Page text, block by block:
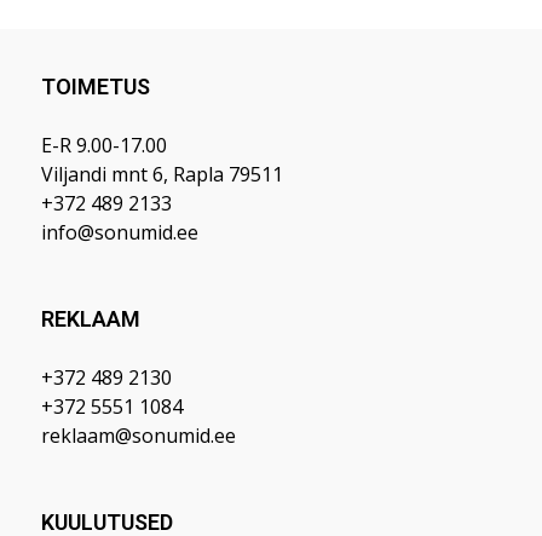
TOIMETUS
E-R 9.00-17.00
Viljandi mnt 6, Rapla 79511
+372 489 2133
info@sonumid.ee
REKLAAM
+372 489 2130
+372 5551 1084
reklaam@sonumid.ee
KUULUTUSED